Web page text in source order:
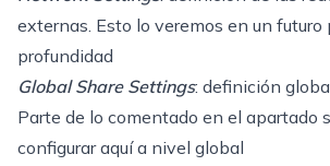
externas. Esto lo veremos en un futuro
profundidad
Global Share Settings: definición
Parte de lo comentado en el apartado
configurar aquí a nivel global